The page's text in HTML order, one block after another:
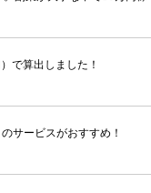
で算出しました！
サービスがおすすめ！